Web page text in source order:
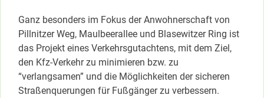
Ganz besonders im Fokus der Anwohnerschaft von
Pillnitzer Weg, Maulbeerallee und Blasewitzer Ring ist
das Projekt eines Verkehrsgutachtens, mit dem Ziel,
den Kfz-Verkehr zu minimieren bzw. zu
“verlangsamen” und die Möglichkeiten der sicheren
Straßenquerungen für Fußgänger zu verbessern.